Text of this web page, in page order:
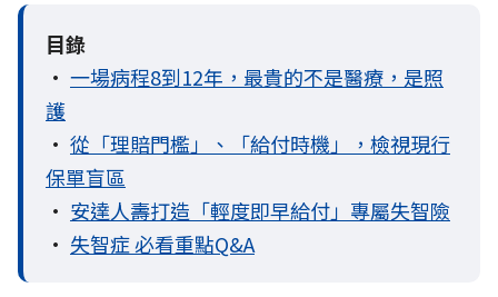
目錄
• 一場病程8到12年，最貴的不是醫療，是照
護
• 從「理賠門檻」、「給付時機」，檢視現行
保單盲區
• 安達人壽打造「輕度即早給付」專屬失智險
• 失智症 必看重點Q&A